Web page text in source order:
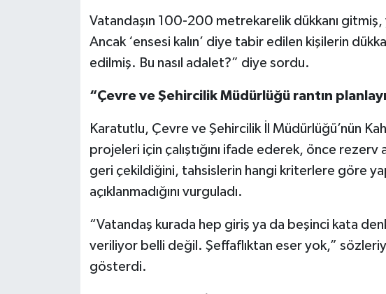
Vatandaşın 100-200 metrekarelik dükkanı
Ancak ‘ensesi kalın’ diye tabir edilen kişilerin
edilmiş. Bu nasıl adalet?” diye sordu.
“Çevre ve Şehircilik Müdürlüğü rantın
Karatutlu, Çevre ve Şehircilik İl Müdürlüğü’nün
projeleri için çalıştığını ifade ederek, önce rezerv
geri çekildiğini, tahsislerin hangi kriterlere göre
açıklanmadığını vurguladı.
“Vatandaş kurada hep giriş ya da beşinci kata
veriliyor belli değil. Şeffaflıktan eser yok,”
gösterdi.